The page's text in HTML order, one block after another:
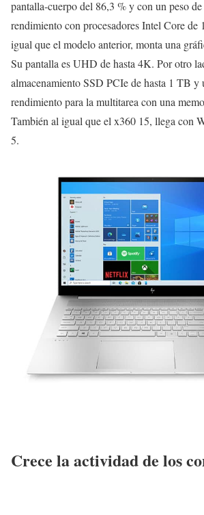
pantalla-cuerpo del 86,3 % y con un peso
rendimiento con procesadores Intel Core de
igual que el modelo anterior, monta una
Su pantalla es UHD de hasta 4K. Por otro
almacenamiento SSD PCIe de hasta 1 TB y
rendimiento para la multitarea con una
También al igual que el x360 15, llega con
5.
Crece la actividad de los